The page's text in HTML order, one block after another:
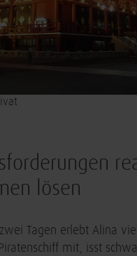
lösen
Tagen erlebt Alina
mit, isst